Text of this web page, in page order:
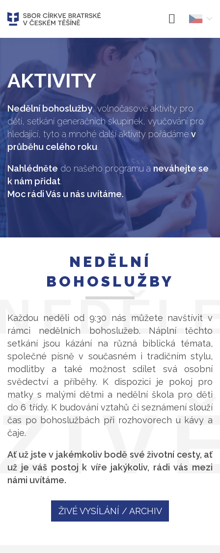
AKTIVITY
Nedělní bohoslužby, volnočasové aktivity pro
děti, setkání generačních skupinek, vyučování pro
hledající, tyto a mnohé další aktivity pořádáme v
průběhu celého roku.
Nahlédněte do našeho programu a neváhejte se
k nám přidat.
Moc rádi Vás u nás uvítáme.
NEDĚLNÍ
BOHOSLUŽBY
Každou neděli od 9:30 nás můžete navštívit v
rámci nedělních bohoslužeb. Náplní těchto
setkání jsou kázání na různá biblická témata,
společné písně v současném i tradičním stylu,
modlitby a také možnost sdílet svá osobní
svědectví a příběhy. K dispozici je pokoj pro
matky s malými dětmi a nedělní škola pro děti
do 6 třídy. K budování vztahů či seznámení slouží
čas po bohoslužbách při rozhovorech u kávy a
čaje.
Ať už jste v jakémkoliv bodě své životní cesty, ať
už je váš postoj k víře jakýkoliv, rádi vás mezi
námi uvítáme.
ŽIVÉ VYSÍLÁNÍ / ARCHIV